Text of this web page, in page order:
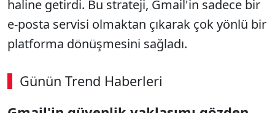
haline getirdi. Bu strateji, Gmail'in sadece bir
e-posta servisi olmaktan çıkarak çok yönlü bir
platforma dönüşmesini sağladı.
Günün Trend Haberleri
00:02 / 09:15